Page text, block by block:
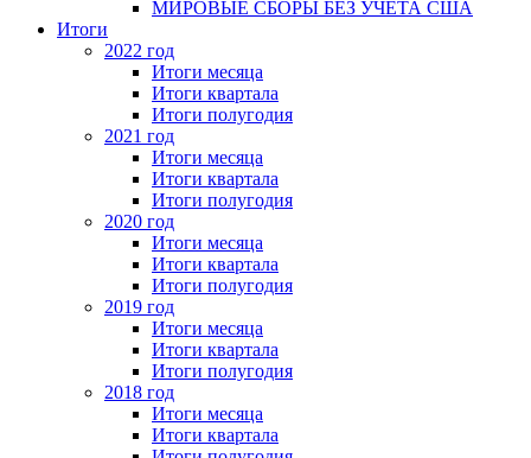
МИРОВЫЕ СБОРЫ БЕЗ УЧЕТА США
Итоги
2022 год
Итоги месяца
Итоги квартала
Итоги полугодия
2021 год
Итоги месяца
Итоги квартала
Итоги полугодия
2020 год
Итоги месяца
Итоги квартала
Итоги полугодия
2019 год
Итоги месяца
Итоги квартала
Итоги полугодия
2018 год
Итоги месяца
Итоги квартала